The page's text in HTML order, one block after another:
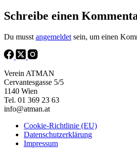
Schreibe einen
Du musst angemeldet sein, um einen
Verein ATMAN
Cervantesgasse 5/5
1140 Wien
Tel. 01 369 23 63
info@atman.at
Cookie-Richtlinie (EU)
Datenschutzerklärung
Impressum